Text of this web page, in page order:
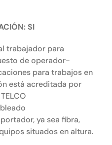
SI
trabajador para
de operador-
para trabajos en
está acreditada por
ya sea fibra,
situados en altura.